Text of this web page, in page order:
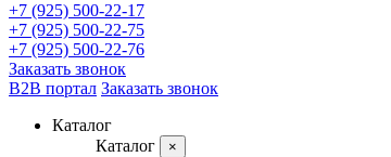
+7 (925) 500-22-17
+7 (925) 500-22-75
+7 (925) 500-22-76
Заказать звонок
B2B портал Заказать звонок
Каталог
Каталог
×